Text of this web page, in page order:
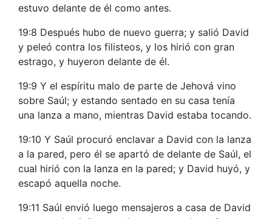
estuvo delante de él como antes.
19:8 Después hubo de nuevo guerra; y salió David
y peleó contra los filisteos, y los hirió con gran
estrago, y huyeron delante de él.
19:9 Y el espíritu malo de parte de Jehová vino
sobre Saúl; y estando sentado en su casa tenía
una lanza a mano, mientras David estaba tocando.
19:10 Y Saúl procuró enclavar a David con la lanza
a la pared, pero él se apartó de delante de Saúl, el
cual hirió con la lanza en la pared; y David huyó, y
escapó aquella noche.
19:11 Saúl envió luego mensajeros a casa de David